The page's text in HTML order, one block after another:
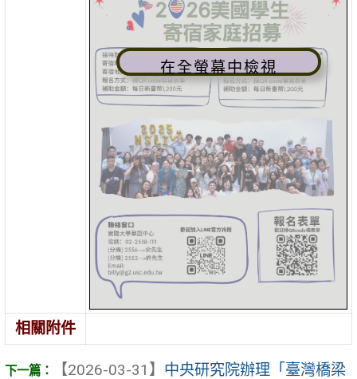
在全螢幕中檢視
相關附件
【2026-03-31】 中央研究院辦理「臺灣橋梁